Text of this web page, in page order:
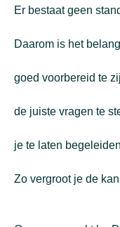
Er bestaat geen
Daarom is het
goed voorbereid te
de juiste vragen te
je te laten begeleiden
Zo vergroot je de